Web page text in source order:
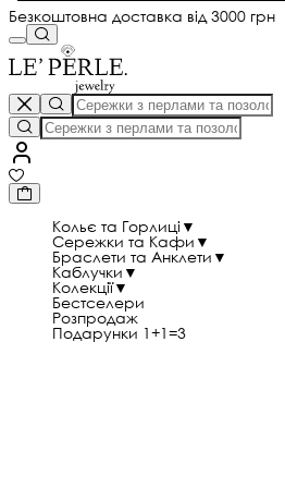
Безкоштовна доставка від 3000 грн
Кольє та Горлиці ▼
Сережки та Кафи ▼
Браслети та Анклети ▼
Каблучки ▼
Колекції▼
Бестселери
Розпродаж
Подарунки 1+1=3